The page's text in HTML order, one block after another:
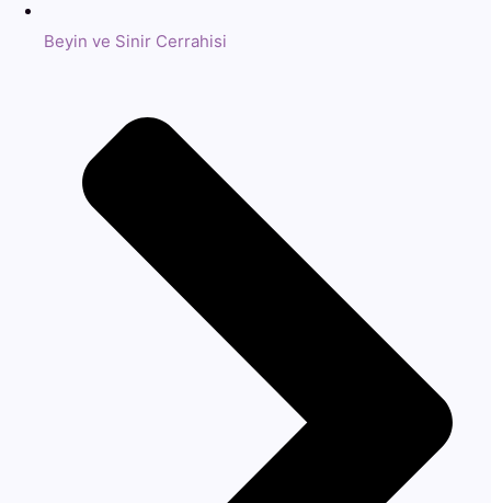
Beyin ve Sinir Cerrahisi